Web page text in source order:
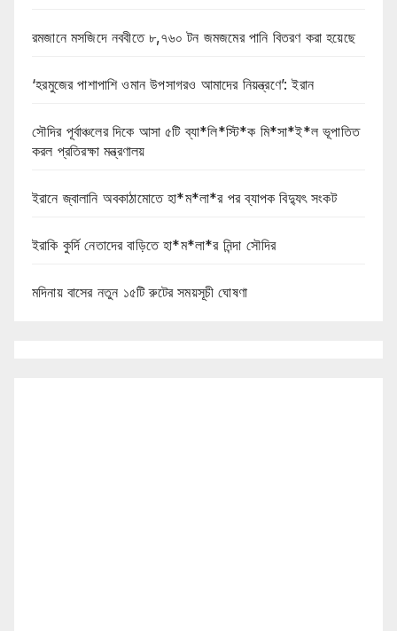
রমজানে মসজিদে নববীতে ৮,৭৬০ টন জমজমের পানি বিতরণ করা হয়েছে
‘হরমুজের পাশাপাশি ওমান উপসাগরও আমাদের নিয়ন্ত্রণে’: ইরান
সৌদির পূর্বাঞ্চলের দিকে আসা ৫টি ব্যা*লি*স্টি*ক মি*সা*ই*ল ভূপাতিত
করল প্রতিরক্ষা মন্ত্রণালয়
ইরানে জ্বালানি অবকাঠামোতে হা*ম*লা*র পর ব্যাপক বিদ্যুৎ সংকট
ইরাকি কুর্দি নেতাদের বাড়িতে হা*ম*লা*র নিন্দা সৌদির
মদিনায় বাসের নতুন ১৫টি রুটের সময়সূচী ঘোষণা